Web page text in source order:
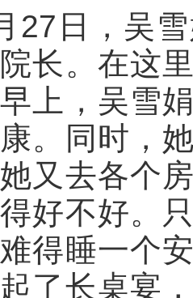
27日，吴
长。在这
上，吴雪
。同时，
又去各个
好不好。
得睡一个
了长桌宴